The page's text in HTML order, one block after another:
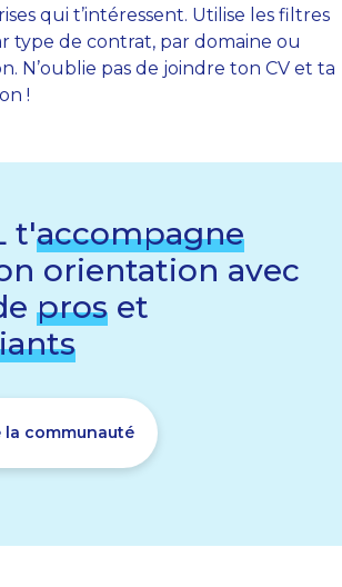
qui t’intéressent. Utilise les filtres
type de contrat, par domaine ou
N’oublie pas de joindre ton CV et ta
!
t'accompagne
orientation avec
pros et
la communauté